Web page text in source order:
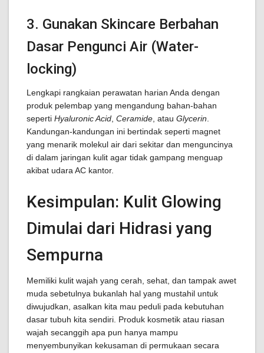
3. Gunakan Skincare Berbahan
Dasar Pengunci Air (Water-
locking)
Lengkapi rangkaian perawatan harian Anda dengan
produk pelembap yang mengandung bahan-bahan
seperti Hyaluronic Acid Ceramide , atau Glycerin
Kandungan-kandungan ini bertindak seperti magnet
yang menarik molekul air dari sekitar dan menguncinya
di dalam jaringan kulit agar tidak gampang menguap
akibat udara AC kantor.
Kesimpulan: Kulit Glowing
Dimulai dari Hidrasi yang
Sempurna
Memiliki kulit wajah yang cerah, sehat, dan tampak awet
muda sebetulnya bukanlah hal yang mustahil untuk
diwujudkan, asalkan kita mau peduli pada kebutuhan
dasar tubuh kita sendiri. Produk kosmetik atau riasan
wajah secanggih apa pun hanya mampu
menyembunyikan kekusaman di permukaan secara